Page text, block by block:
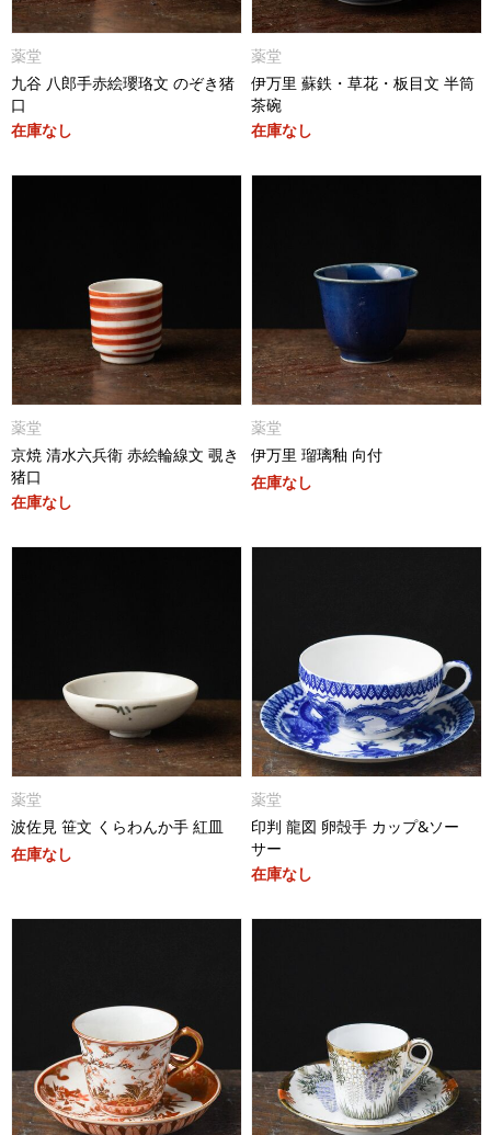
薬堂
九谷 八郎手赤絵瓔珞文 のぞき猪
口
在庫なし
薬堂
伊万里 蘇鉄・草花・板目文 半筒
茶碗
在庫なし
薬堂
京焼 清水六兵衛 赤絵輪線文 覗き
猪口
在庫なし
薬堂
伊万里 瑠璃釉 向付
在庫なし
薬堂
波佐見 笹文 くらわんか手 紅皿
在庫なし
薬堂
印判 龍図 卵殻手 カップ&ソー
サー
在庫なし